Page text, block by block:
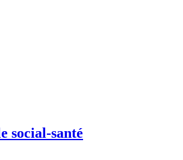
social-santé